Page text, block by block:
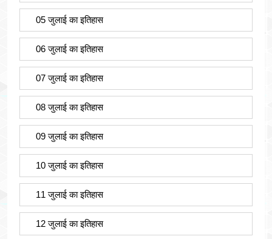
05 जुलाई का इतिहास
06 जुलाई का इतिहास
07 जुलाई का इतिहास
08 जुलाई का इतिहास
09 जुलाई का इतिहास
10 जुलाई का इतिहास
11 जुलाई का इतिहास
12 जुलाई का इतिहास